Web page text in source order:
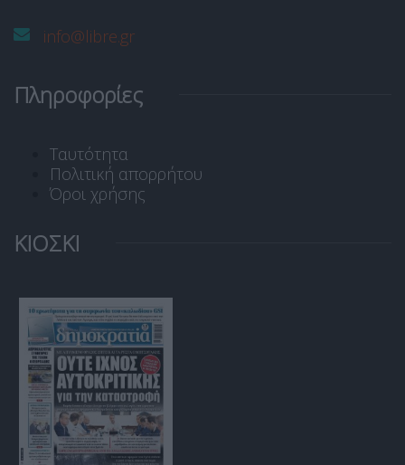
info@libre.gr
Πληροφορίες
Ταυτότητα
Πολιτική απορρήτου
Όροι χρήσης
ΚΙΟΣΚΙ